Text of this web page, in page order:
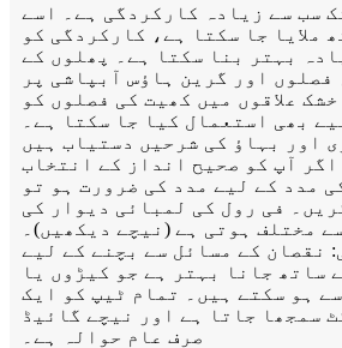
الحال 95٪ تک سب سے زیادہ کارکردگی ہے۔ اسے
ملایا جا سکتا ہے، کارکردگی کو
بہتر بنا سکتا ہے۔ پھلوں کے
فصلوں اور گرین ہاؤس آبپاشی پر
خشک علاقوں میں کھیت کی فصلوں کو
بھی استعمال کیا جا سکتا ہے۔
اور بہاؤ کی شرحیں دستیاب ہیں
آپ کو صحیح انداز کے انتخاب
مدد کے لیے مدد کی ضرورت ہو تو
فی رول کی لمبائی دیوار کی
مختلف ہوتی ہے (نیچے دیکھیں)۔
نقصان کے مسائل سے بچنے کے لیے
ساتھ جانا بہتر ہے جو کیڑوں یا
ہو سکتے ہیں۔ تمام ٹیپ کو ایک
سمجھا جاتا ہے اور نیچے گائیڈ
صرف عام حوالہ ہے۔